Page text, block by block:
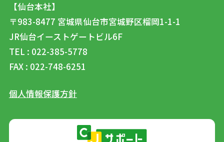
【仙台本社】
〒983-8477 宮城県仙台市宮城野区榴岡1-1-1
JR仙台イーストゲートビル6F
TEL : 022-385-5778
FAX : 022-748-6251
個人情報保護方針